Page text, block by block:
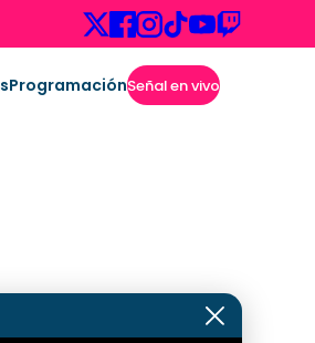
ProgramaciónSeñal en vivo